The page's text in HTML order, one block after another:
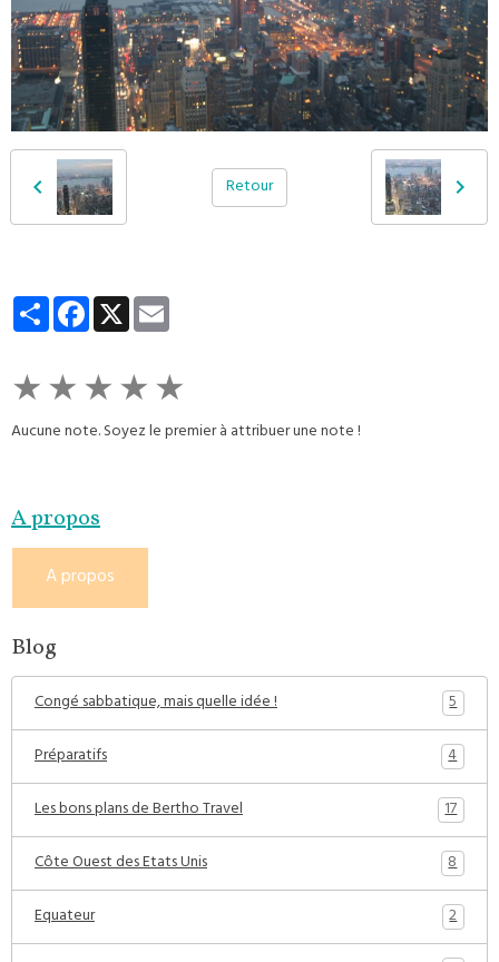
Retour
PartagerFacebook
X
★★★★★
Aucune note. Soyez le premier à attribuer une note !
A propos
A propos
Blog
Congé sabbatique, mais quelle idée !
5
Préparatifs
4
Les bons plans de Bertho Travel
17
Côte Ouest des Etats Unis
8
Equateur
2